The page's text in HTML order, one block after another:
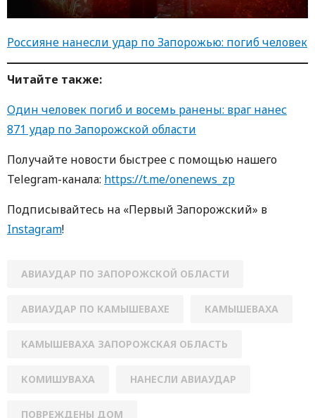
Россияне нанесли удар по Запорожью: погиб человек
Читайте также:
Один человек погиб и восемь ранены: враг нанес
871 удар по Запорожской области
Получайте новости быстрее с помощью нашего
Telegram-канала: https://t.me/onenews_zp
Подписывайтесь на «Первый Запорожский» в
Instagram!
АВИАУДАР ПО ЗАПОРОЖСКОЙ ОБЛАСТИ
АВИАУДАР ПО КАМЫШЕВАХЕ КАМЫШЕВАХА
КАМЫШЕВАХА ЗАПОРОЖСКАЯ ОБЛАСТЬ
КОМИШУВАХА НАНЕСЛИ АВИАУДАР
ПОВРЕЖДЕНЫ ДОМ